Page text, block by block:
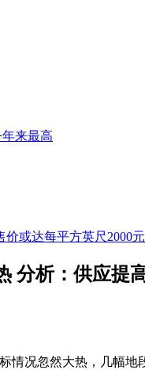
来最高
或达每平方英尺2000元
分析：供应提
情况忽然大热，几幅